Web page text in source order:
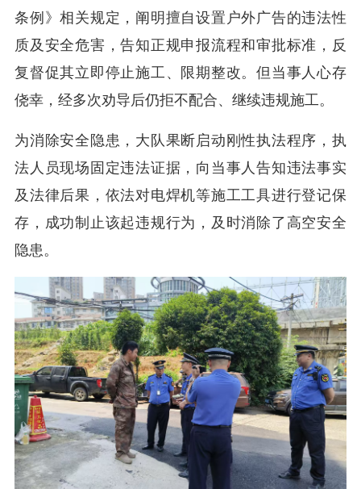
条例》相关规定，阐明擅自设置户外广告的违法性
质及安全危害，告知正规申报流程和审批标准，反
复督促其立即停止施工、限期整改。但当事人心存
侥幸，经多次劝导后仍拒不配合、继续违规施工。
为消除安全隐患，大队果断启动刚性执法程序，执
法人员现场固定违法证据，向当事人告知违法事实
及法律后果，依法对电焊机等施工工具进行登记保
存，成功制止该起违规行为，及时消除了高空安全
隐患。